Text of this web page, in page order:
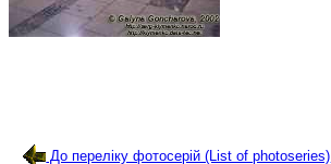
До переліку фотосерій (List of photoseries)